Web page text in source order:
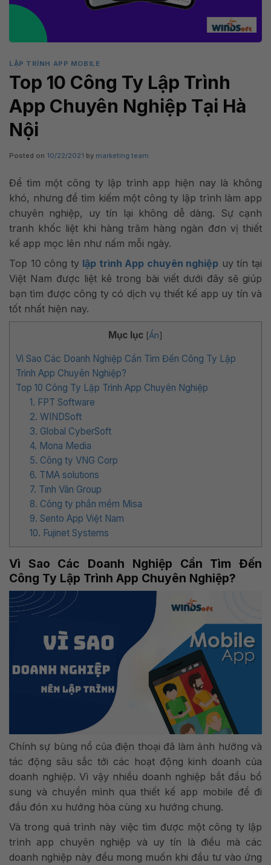
LẬP TRÌNH APP MOBILE
Top 10 Công Ty Lập Trình
App Chuyên Nghiệp Tại Hà
Nội
Posted on 10/22/2021 by marketing team
Để tìm một công ty lập trình app hiện nay là không
khó, nhưng để tìm kiếm một công ty lập trình làm app
chuyên nghiệp, uy tín lại không dễ dàng. Sự cạnh
tranh khốc liệt khi hàng trăm hàng ngàn đơn vị thiết
kế app mọc lên như nấm mỗi ngày.
Top 10 công ty lập trình App chuyên nghiệp uy tín tại
Việt Nam được liệt kê trong bài viết dưới đây sẽ giúp
bạn tìm được công ty có dịch vụ thiết kế app uy tín và
tốt nhất hiện nay.
Mục lục [Ẩn]
Vì Sao Các Doanh Nghiệp Cần Tìm Đến Công Ty Lập
Trình App Chuyên Nghiệp?
Top 10 Công Ty Lập Trình App Chuyên Nghiệp
1. FPT Software
2. WINDSoft
3. Global CyberSoft
4. Mona Media
5. Công ty VNG Corp
6. TMA solutions
7. Tinh Vân Group
8. Công ty phần mềm Misa
9. Sento App Việt Nam
10. Fujinet Systems
Vì Sao Các Doanh Nghiệp Cần Tìm Đến
Công Ty Lập Trình App Chuyên Nghiệp?
Chính sự bùng nổ của điện thoại đã làm ảnh hưởng và
tác động sâu sắc tới các hoạt động kinh doanh của
doanh nghiệp. Vì vậy nhiều doanh nghiệp bắt đầu bổ
sung và chuyển mình qua thiết kế app mobile để đi
đầu đón xu hướng hòa cùng xu hướng chung.
Và trong quá trình này việc tìm được một công ty lập
trình app chuyên nghiệp và uy tín là điều mà các
doanh nghiệp này đều mong muốn khi đầu tư vào ứng